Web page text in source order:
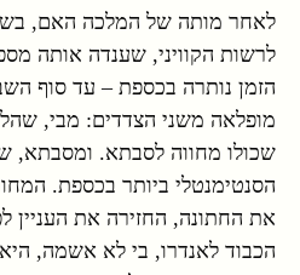
לרשות הקוויני, שענדה אותה
הזמן נותרה בכספת – עד סוף
מופלאה משני הצדדים: מבי,
שכולו מחווה לסבתא. ומסבתא,
הסנטימנטלי ביותר בכספת.
את החתונה, החזירה את העניין
הכבוד לאנדרו, בי לא אשמה,